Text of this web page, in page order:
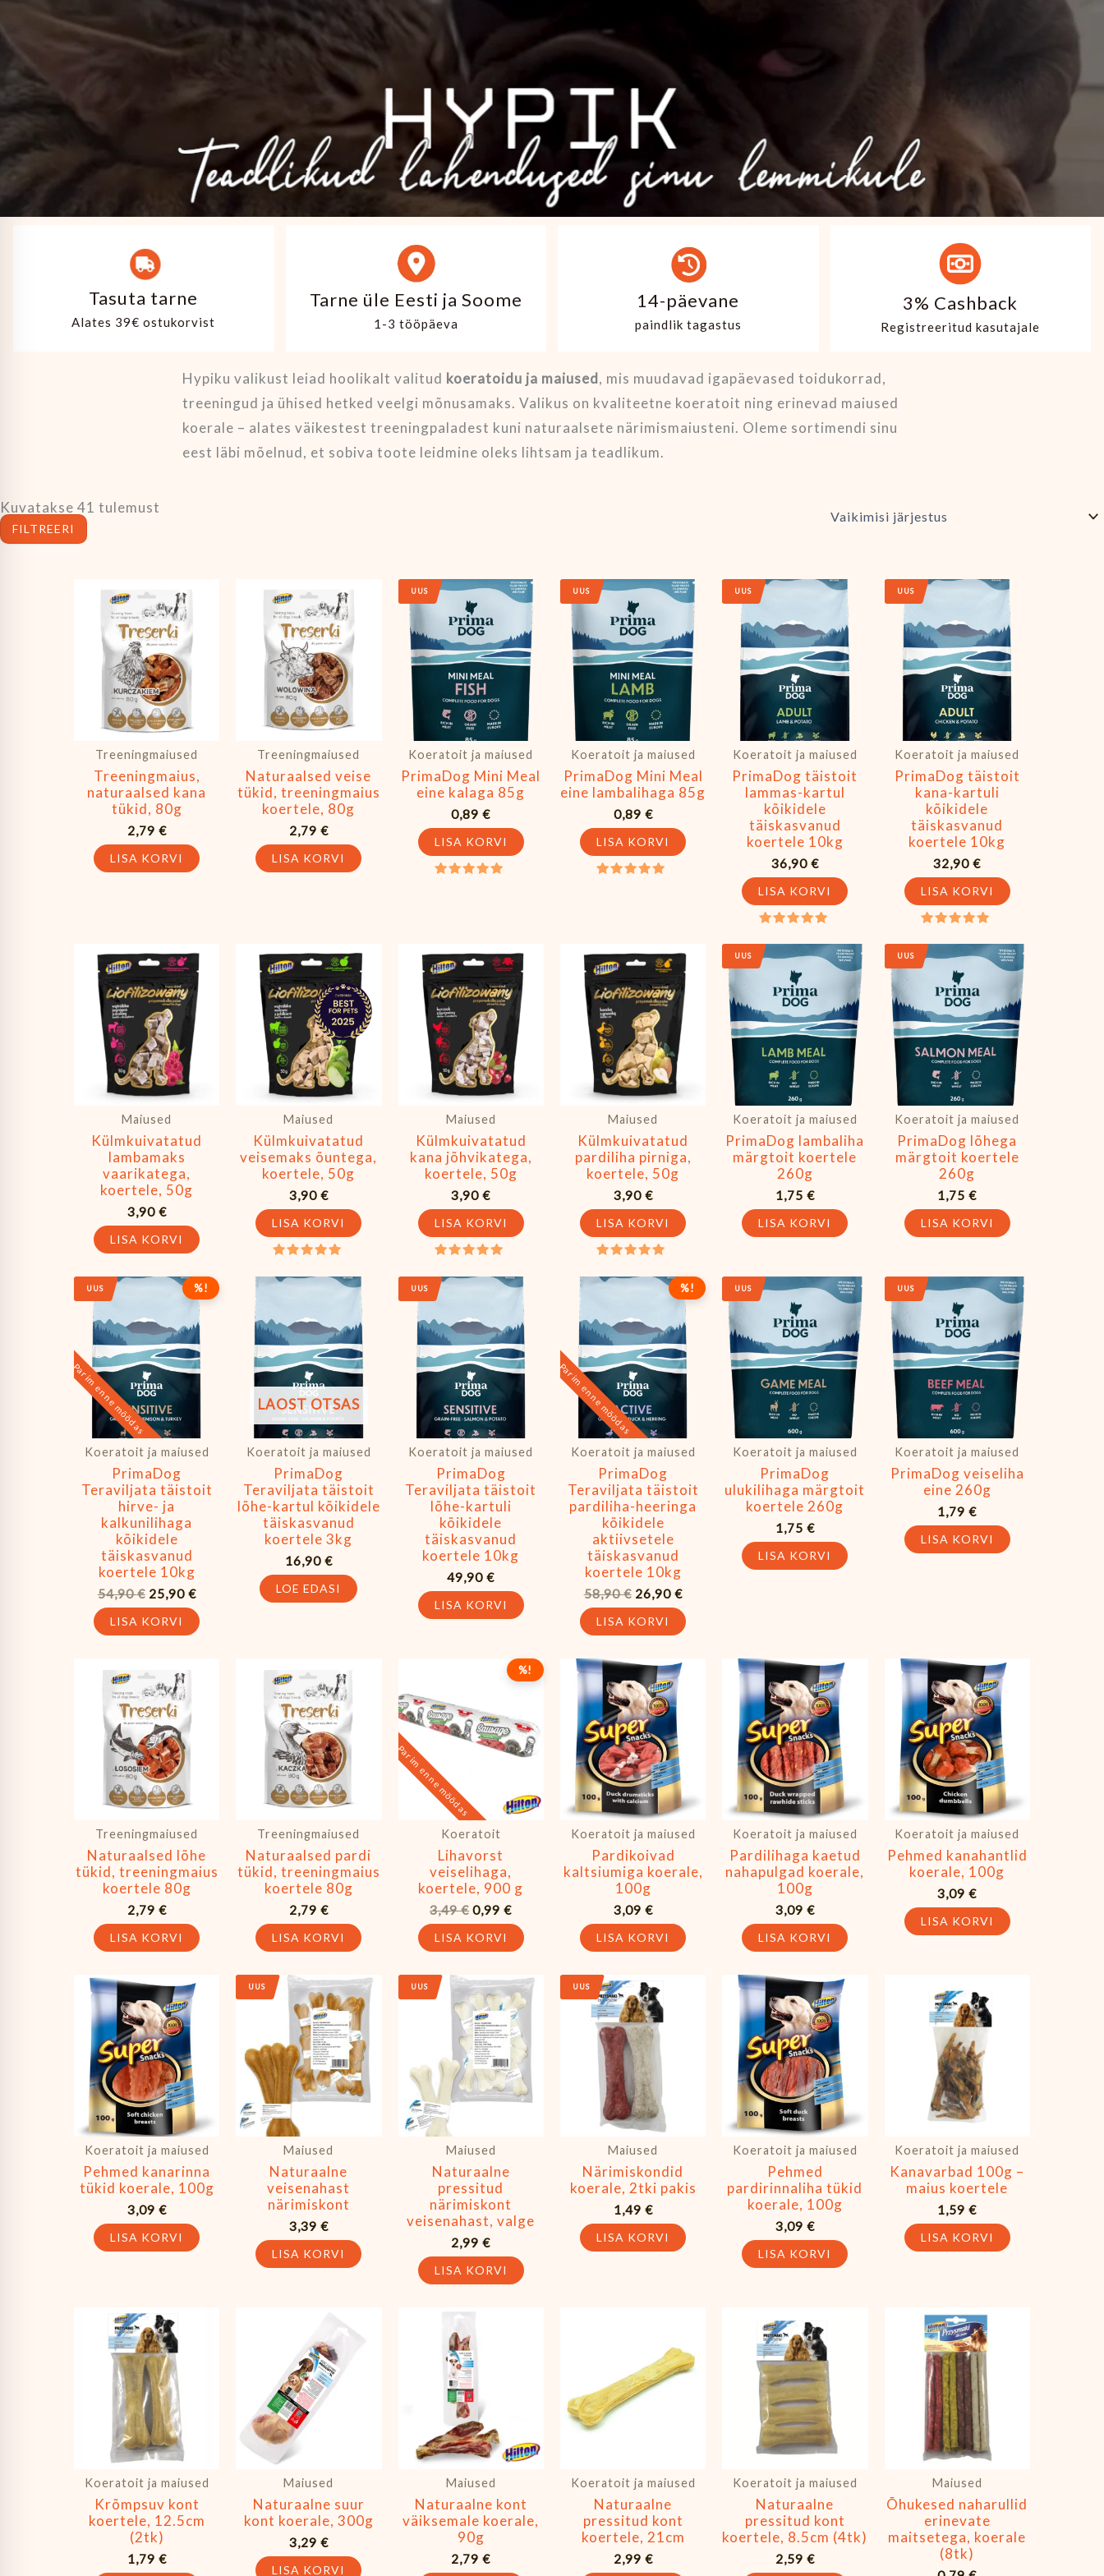
Tasuta tarne
Alates 39€ ostukorvist
Tarne üle Eesti ja Soome
1-3 tööpäeva
14-päevane
paindlik tagastus
3% Cashback
Registreeritud kasutajale
Hypiku valikust leiad hoolikalt valitud koeratoidu ja maiused, mis muudavad igapäevased toidukorrad,
treeningud ja ühised hetked veelgi mõnusamaks. Valikus on kvaliteetne koeratoit ning erinevad maiused
koerale – alates väikestest treeningpaladest kuni naturaalsete närimismaiusteni. Oleme sortimendi sinu
eest läbi mõelnud, et sobiva toote leidmine oleks lihtsam ja teadlikum.
Kuvatakse 41 tulemust
FILTREERI
Treeningmaiused
Treeningmaius,
naturaalsed kana
tükid, 80g
2,79 €
LISA KORVI
Treeningmaiused
Naturaalsed veise
tükid, treeningmaius
koertele, 80g
2,79 €
LISA KORVI
UUS
Koeratoit ja maiused
PrimaDog Mini Meal
eine kalaga 85g
0,89€
LISA KORVI
UUS
Koeratoit ja maiused
PrimaDog Mini Meal
eine lambalihaga 85g
0,89 €
LISA KORVI
UUS
Koeratoit ja maiused
PrimaDog täistoit
lammas-kartul
kõikidele
täiskasvanud
koertele 10kg
36,90 €
LISA KORVI
5.00
/ 5
UUS
Koeratoit ja maiused
PrimaDog täistoit
kana-kartuli
kõikidele
täiskasvanud
koertele 10kg
32,90€
LISA KORVI
5.00
/ 5
Maiused
Külmkuivatatud
lambamaks
vaarikatega,
koertele, 50g
3,90 €
LISA KORVI
Maiused
Külmkuivatatud
veisemaks õuntega,
koertele, 50g
3,90 €
LISA KORVI
5.00
Maiused
Külmkuivatatud
kana jõhvikatega,
koertele, 50g
3,90€
LISA KORVI
5.00
Maiused
Külmkuivatatud
pardiliha pirniga,
koertele, 50g
3,90 €
LISA KORVI
5.00
UUS
Koeratoit ja maiused
PrimaDog lambaliha
märgtoit koertele
260g
1,75 €
LISA KORVI
UUS
Koeratoit ja maiused
PrimaDog lõhega
märgtoit koertele
260g
1,75€
LISA KORVI
UUS
Parim enne möödas
%!
Koeratoit ja maiused
PrimaDog
Teraviljata täistoit
hirve- ja
kalkunilihaga
kõikidele
täiskasvanud
koertele 10kg
54,90€
Algne
54,90 €.
25,90 €
Praegune
hind
on:
25,90 €.
LISA KORVI
LAOST OTSAS
Koeratoit ja maiused
PrimaDog
Teraviljata täistoit
lõhe-kartul kõikidele
täiskasvanud
koertele 3kg
16,90 €
LOE EDASI
UUS
Koeratoit ja maiused
PrimaDog
Teraviljata täistoit
lõhe-kartuli
kõikidele
täiskasvanud
koertele 10kg
49,90€
LISA KORVI
Parim enne möödas
%!
Koeratoit ja maiused
PrimaDog
Teraviljata täistoit
pardiliha-heeringa
kõikidele
aktiivsetele
täiskasvanud
koertele 10kg
58,90€
Algne
58,90 €.
26,90 €
Praegune
hind
on:
26,90 €.
LISA KORVI
UUS
Koeratoit ja maiused
PrimaDog
ulukilihaga märgtoit
koertele 260g
1,75 €
LISA KORVI
UUS
Koeratoit ja maiused
PrimaDog veiseliha
eine 260g
1,79€
LISA KORVI
Treeningmaiused
Naturaalsed lõhe
tükid, treeningmaius
koertele 80g
2,79 €
LISA KORVI
Treeningmaiused
Naturaalsed pardi
tükid, treeningmaius
koertele 80g
2,79 €
LISA KORVI
Parim enne möödas
%!
Koeratoit
Lihavorst
veiselihaga,
koertele, 900 g
3,49€
Algne
3,49 €.
0,99€
Praegune
hind
LISA KORVI
Koeratoit ja maiused
Pardikoivad
kaltsiumiga koerale,
100g
3,09 €
LISA KORVI
Koeratoit ja maiused
Pardilihaga kaetud
nahapulgad koerale,
100g
3,09 €
LISA KORVI
Koeratoit ja maiused
Pehmed kanahantlid
koerale, 100g
3,09€
LISA KORVI
Koeratoit ja maiused
Pehmed kanarinna
tükid koerale, 100g
3,09 €
LISA KORVI
UUS
Maiused
Naturaalne
veisenahast
närimiskont
3,39 €
LISA KORVI
UUS
Maiused
Naturaalne
pressitud
närimiskont
veisenahast, valge
2,99€
LISA KORVI
UUS
Maiused
Närimiskondid
koerale, 2tki pakis
1,49 €
LISA KORVI
Koeratoit ja maiused
Pehmed
pardirinnaliha tükid
koerale, 100g
3,09 €
LISA KORVI
Koeratoit ja maiused
Kanavarbad 100g –
maius koertele
1,59€
LISA KORVI
Koeratoit ja maiused
Krõmpsuv kont
koertele, 12.5cm
(2tk)
1,79 €
Maiused
Naturaalne suur
kont koerale, 300g
3,29 €
LISA KORVI
Maiused
Naturaalne kont
väiksemale koerale,
90g
2,79€
Koeratoit ja maiused
Naturaalne
pressitud kont
koertele, 21cm
2,99 €
Koeratoit ja maiused
Naturaalne
pressitud kont
koertele, 8.5cm (4tk)
2,59 €
Maiused
Õhukesed naharullid
erinevate
maitsetega, koerale
(8tk)